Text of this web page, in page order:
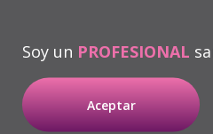
Soy un PROFESIONAL
Aceptar